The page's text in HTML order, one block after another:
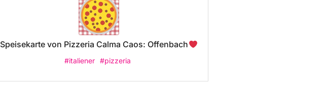
Speisekarte von Pizzeria Calma Caos: Offenbach
#italiener #pizzeria